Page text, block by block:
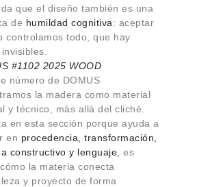
que el diseño también es una
de humildad cognitiva: aceptar
controlamos todo, que hay
#1102 2025 WOOD
número de DOMUS
la madera como material
y técnico, más allá del cliché.
en esta sección porque ayuda a
en procedencia, transformación,
constructivo y lenguaje , es
la materia conecta
y proyecto de forma